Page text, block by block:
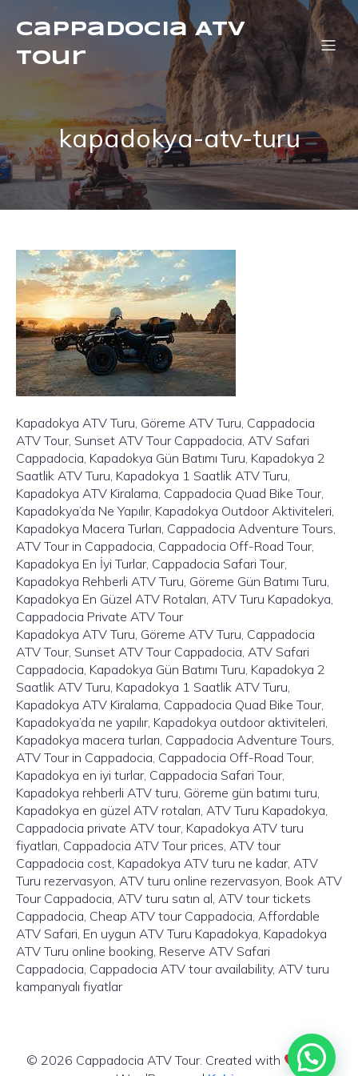
Cappadocia ATV
Tour
kapadokya-atv-turu
Kapadokya ATV Turu, Göreme ATV Turu, Cappadocia
ATV Tour, Sunset ATV Tour Cappadocia, ATV Safari
Cappadocia, Kapadokya Gün Batımı Turu, Kapadokya 2
Saatlik ATV Turu, Kapadokya 1 Saatlik ATV Turu,
Kapadokya ATV Kiralama, Cappadocia Quad Bike Tour,
Kapadokya’da Ne Yapılır, Kapadokya Outdoor Aktiviteleri,
Kapadokya Macera Turları, Cappadocia Adventure Tours,
ATV Tour in Cappadocia, Cappadocia Off-Road Tour,
Kapadokya En İyi Turlar, Cappadocia Safari Tour,
Kapadokya Rehberli ATV Turu, Göreme Gün Batımı Turu,
Kapadokya En Güzel ATV Rotaları, ATV Turu Kapadokya,
Cappadocia Private ATV Tour
Kapadokya ATV Turu, Göreme ATV Turu, Cappadocia
ATV Tour, Sunset ATV Tour Cappadocia, ATV Safari
Cappadocia, Kapadokya Gün Batımı Turu, Kapadokya 2
Saatlik ATV Turu, Kapadokya 1 Saatlik ATV Turu,
Kapadokya ATV Kiralama, Cappadocia Quad Bike Tour,
Kapadokya’da ne yapılır, Kapadokya outdoor aktiviteleri,
Kapadokya macera turları, Cappadocia Adventure Tours,
ATV Tour in Cappadocia, Cappadocia Off-Road Tour,
Kapadokya en iyi turlar, Cappadocia Safari Tour,
Kapadokya rehberli ATV turu, Göreme gün batımı turu,
Kapadokya en güzel ATV rotaları, ATV Turu Kapadokya,
Cappadocia private ATV tour, Kapadokya ATV turu
fiyatları, Cappadocia ATV Tour prices, ATV tour
Cappadocia cost, Kapadokya ATV turu ne kadar, ATV
Turu rezervasyon, ATV turu online rezervasyon, Book ATV
Tour Cappadocia, ATV turu satın al, ATV tour tickets
Cappadocia, Cheap ATV tour Cappadocia, Affordable
ATV Safari, En uygun ATV Turu Kapadokya, Kapadokya
ATV Turu online booking, Reserve ATV Safari
Cappadocia, Cappadocia ATV tour availability, ATV turu
kampanyalı fiyatlar
© 2026 Cappadocia ATV Tour. Created with
using